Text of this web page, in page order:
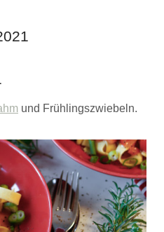
und Frühlingszwiebeln.